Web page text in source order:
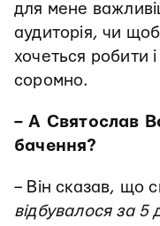
для мене
аудиторія, чи
хочеться робити
соромно.
– А Святослав
бачення?
– Він сказав, що
відбувалося за 5